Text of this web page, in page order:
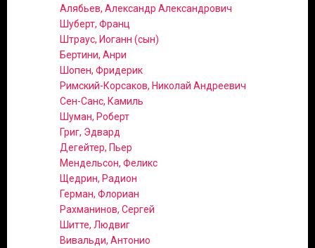
Алябьев, Александр Александрович
Шуберт, Франц
Штраус, Иоганн (сын)
Бертини, Анри
Шопен, Фридерик
Римский-Корсаков, Николай Андреевич
Сен-Санс, Камиль
Шуман, Роберт
Григ, Эдвард
Дегейтер, Пьер
Мендельсон, Феликс
Щедрин, Радион
Герман, Флориан
Рахманинов, Сергей
Шитте, Людвиг
Вивальди, Антонио